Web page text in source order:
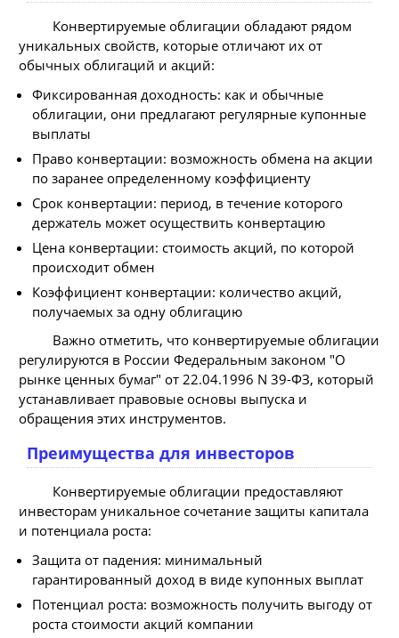
Конвертируемые облигации обладают рядом
уникальных свойств, которые отличают их от
обычных облигаций и акций:
Фиксированная доходность: как и обычные
облигации, они предлагают регулярные купонные
выплаты
Право конвертации: возможность обмена на акции
по заранее определенному коэффициенту
Срок конвертации: период, в течение которого
держатель может осуществить конвертацию
Цена конвертации: стоимость акций, по которой
происходит обмен
Коэффициент конвертации: количество акций,
получаемых за одну облигацию
Важно отметить, что конвертируемые облигации
регулируются в России Федеральным законом "О
рынке ценных бумаг" от 22.04.1996 N 39-ФЗ, который
устанавливает правовые основы выпуска и
обращения этих инструментов.
Преимущества для инвесторов
Конвертируемые облигации предоставляют
инвесторам уникальное сочетание защиты капитала
и потенциала роста:
Защита от падения: минимальный
гарантированный доход в виде купонных выплат
Потенциал роста: возможность получить выгоду от
роста стоимости акций компании